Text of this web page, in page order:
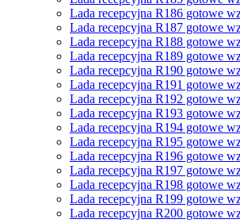
Lada recepcyjna R186 gotowe
Lada recepcyjna R187 gotowe
Lada recepcyjna R188 gotowe
Lada recepcyjna R189 gotowe
Lada recepcyjna R190 gotowe
Lada recepcyjna R191 gotowe
Lada recepcyjna R192 gotowe
Lada recepcyjna R193 gotowe
Lada recepcyjna R194 gotowe
Lada recepcyjna R195 gotowe
Lada recepcyjna R196 gotowe
Lada recepcyjna R197 gotowe
Lada recepcyjna R198 gotowe
Lada recepcyjna R199 gotowe
Lada recepcyjna R200 gotowe